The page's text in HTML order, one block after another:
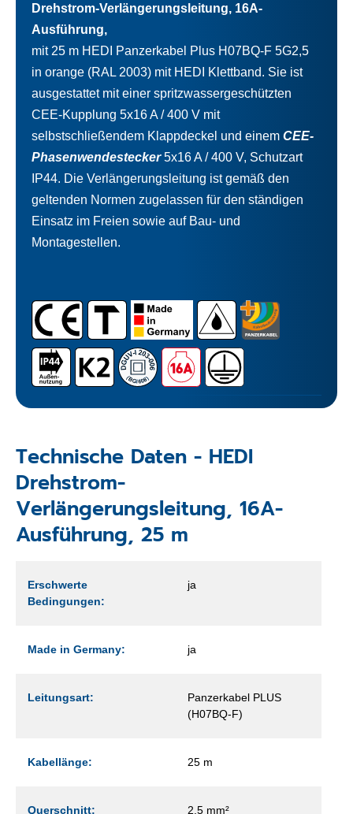
Drehstrom-Verlängerungsleitung, 16A-
Ausführung,
mit 25 m HEDI Panzerkabel Plus H07BQ-F 5G2,5
in orange (RAL 2003) mit HEDI Klettband. Sie ist
ausgestattet mit einer spritzwassergeschützten
CEE-Kupplung 5x16 A / 400 V mit
selbstschließendem Klappdeckel und einem CEE-
Phasenwendestecker5x16 A / 400 V, Schutzart
IP44. Die Verlängerungsleitung ist gemäß den
geltenden Normen zugelassen für den ständigen
Einsatz im Freien sowie auf Bau- und
Montagestellen.
Technische Daten - HEDI
Drehstrom-
Verlängerungsleitung, 16A-
Ausführung, 25 m
Erschwerte
Bedingungen:
ja
Made in Germany: ja
Leitungsart:
Panzerkabel PLUS
(H07BQ-F)
Kabellänge: 25 m
Querschnitt: 2,5 mm²